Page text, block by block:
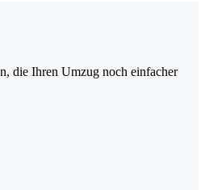
die Ihren Umzug noch einfacher